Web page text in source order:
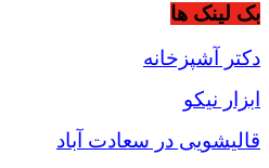
بک لینک ها
دکتر آشپزخانه
ابزار نیکو
قالیشویی در سعادت آباد